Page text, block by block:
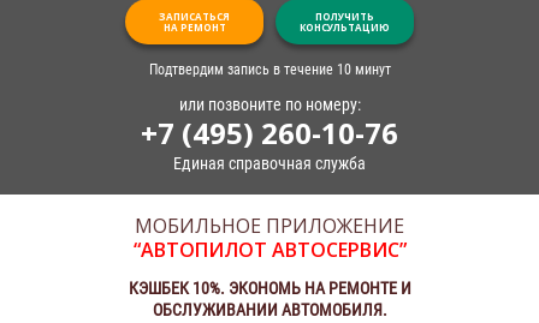
ЗАПИСАТЬСЯ
НА РЕМОНТ
ПОЛУЧИТЬ
КОНСУЛЬТАЦИЮ
Подтвердим запись в течение 10 минут
или позвоните по номеру:
+7 (495) 260-10-76
Единая справочная служба
МОБИЛЬНОЕ ПРИЛОЖЕНИЕ
“АВТОПИЛОТ АВТОСЕРВИС”
КЭШБЕК 10%. ЭКОНОМЬ НА РЕМОНТЕ И
ОБСЛУЖИВАНИИ АВТОМОБИЛЯ.